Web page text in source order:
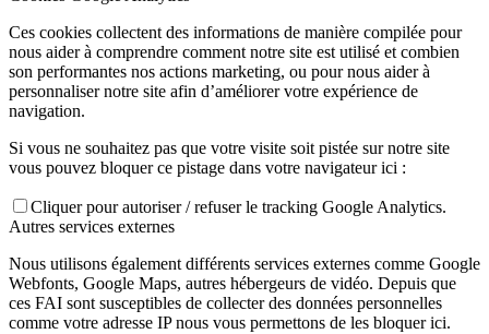
Ces cookies collectent des informations de manière compilée pour
nous aider à comprendre comment notre site est utilisé et combien
son performantes nos actions marketing, ou pour nous aider à
personnaliser notre site afin d’améliorer votre expérience de
navigation.
Si vous ne souhaitez pas que votre visite soit pistée sur notre site
vous pouvez bloquer ce pistage dans votre navigateur ici :
Cliquer pour autoriser / refuser le tracking Google Analytics.
Autres services externes
Nous utilisons également différents services externes comme Google
Webfonts, Google Maps, autres hébergeurs de vidéo. Depuis que
ces FAI sont susceptibles de collecter des données personnelles
comme votre adresse IP nous vous permettons de les bloquer ici.